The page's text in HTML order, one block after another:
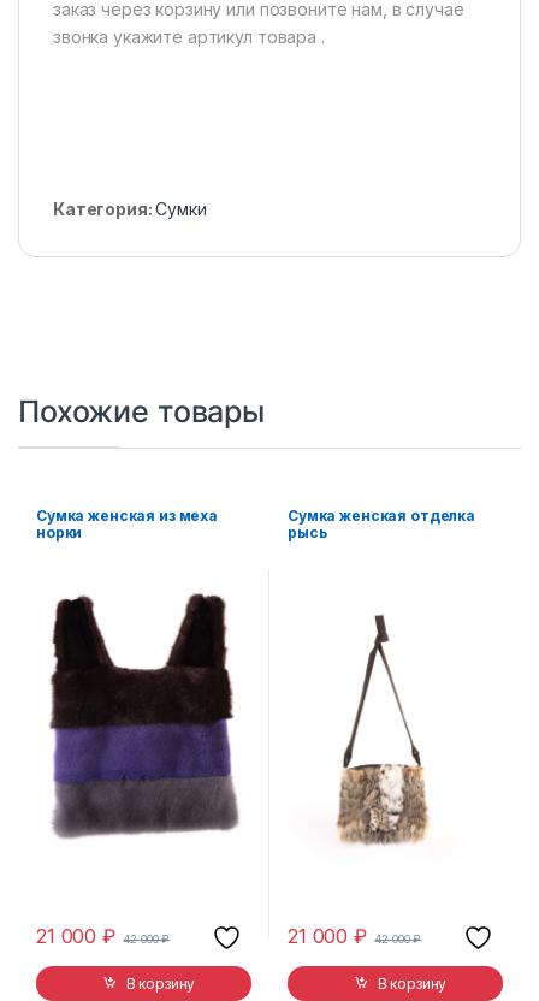
заказ через корзину или позвоните нам, в случае
звонка укажите артикул товара .
Категория:Сумки
Похожие товары
Сумка женская из меха
норки
21 000₽ 42 000₽
В корзину
Сумка женская отделка
рысь
21 000₽ 42 000₽
В корзину